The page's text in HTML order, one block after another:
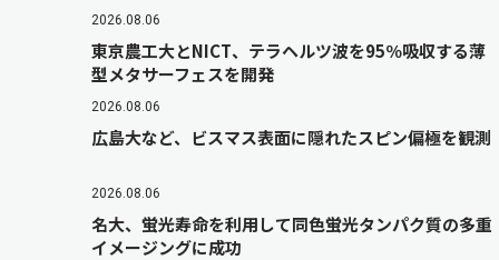
2026.08.06
東京農工大とNICT、テラヘルツ波を95％吸収する薄
型メタサーフェスを開発
2026.08.06
広島大など、ビスマス表面に隠れたスピン偏極を観測
2026.08.06
名大、蛍光寿命を利用して同色蛍光タンパク質の多重
イメージングに成功